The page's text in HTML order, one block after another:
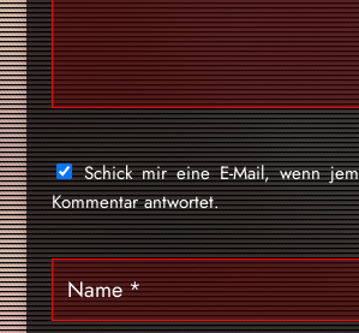
Schick mir eine E-Mail, wenn
Kommentar antwortet.